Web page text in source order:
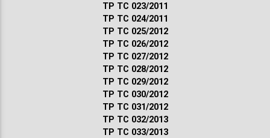
ТР ТС 023/2011
ТР ТС 024/2011
ТР ТС 025/2012
ТР ТС 026/2012
ТР ТС 027/2012
ТР ТС 028/2012
ТР ТС 029/2012
ТР ТС 030/2012
ТР ТС 031/2012
ТР ТС 032/2013
ТР ТС 033/2013